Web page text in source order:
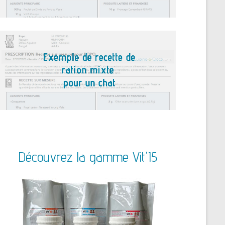
Découvrez la gamme Vit'I5